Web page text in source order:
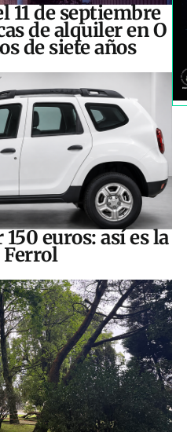
11 de septiembre
de alquiler en O
de siete años
euros: así es la
Ferrol